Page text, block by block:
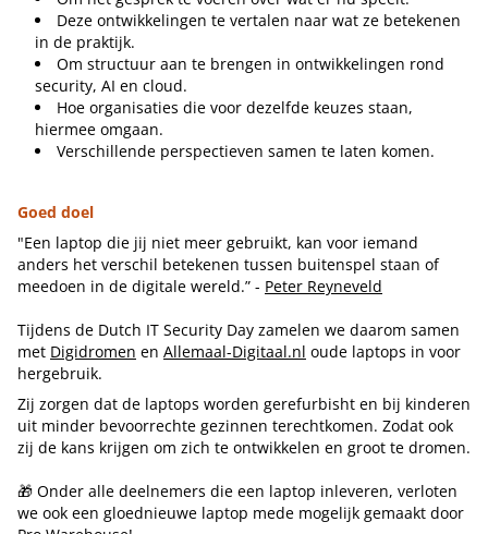
Deze ontwikkelingen te vertalen naar wat ze betekenen
in de praktijk.
Om structuur aan te brengen in ontwikkelingen rond
security, AI en cloud.
Hoe organisaties die voor dezelfde keuzes staan,
hiermee omgaan.
Verschillende perspectieven samen te laten komen.
Goed doel
"Een laptop die jij niet meer gebruikt, kan voor iemand
anders het verschil betekenen tussen buitenspel staan of
meedoen in de digitale wereld.” - Peter Reyneveld
Tijdens de Dutch IT Security Day zamelen we daarom samen
met Digidromen en Allemaal-Digitaal.nl oude laptops in voor
hergebruik.
Zij zorgen dat de laptops worden gerefurbisht en bij kinderen
uit minder bevoorrechte gezinnen terechtkomen. Zodat ook
zij de kans krijgen om zich te ontwikkelen en groot te dromen.
🎁 Onder alle deelnemers die een laptop inleveren, verloten
we ook een gloednieuwe laptop mede mogelijk gemaakt door